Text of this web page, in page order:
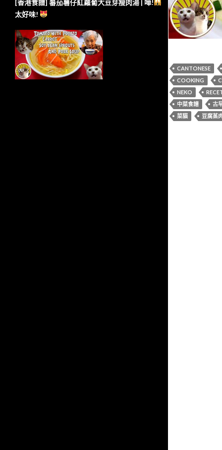
CANTONESE
COOKING
NEKO
中菜食譜
古
菜貓
豆腐蒸
[香港食譜] 蕃茄薯仔紅蘿蔔大豆芽瘦肉湯 | 嘩!
太好味!